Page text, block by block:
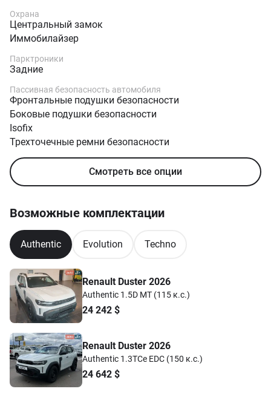
Охрана
Центральный замок
Иммобилайзер
Парктроники
Задние
Пассивная безопасность автомобиля
Фронтальные подушки безопасности
Боковые подушки безопасности
Isofix
Трехточечные ремни безопасности
Смотреть все опции
Возможные комплектации
Authentic Evolution Techno
Renault Duster 2026
Authentic 1.5D MT (115 к.с.)
24 242 $
Renault Duster 2026
Authentic 1.3TCe EDC (150 к.с.)
24 642 $